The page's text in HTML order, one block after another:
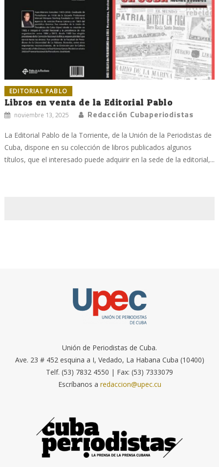
EDITORIAL PABLO
Libros en venta de la Editorial Pablo
noviembre 13, 2025 Redacción Cubaperiodistas
La Editorial Pablo de la Torriente, de la Unión de la Periodistas de
Cuba, dispone en su colección de libros publicados algunos
títulos, que el interesado puede adquirir en la sede de la editorial,...
Unión de Periodistas de Cuba.
Ave. 23 # 452 esquina a I, Vedado, La Habana Cuba (10400)
Telf. (53) 7832 4550 | Fax: (53) 7333079
Escríbanos a redaccion@upec.cu